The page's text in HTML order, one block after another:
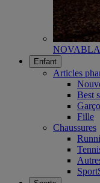
Enfant
Articles
Best
Fille
Chaussures